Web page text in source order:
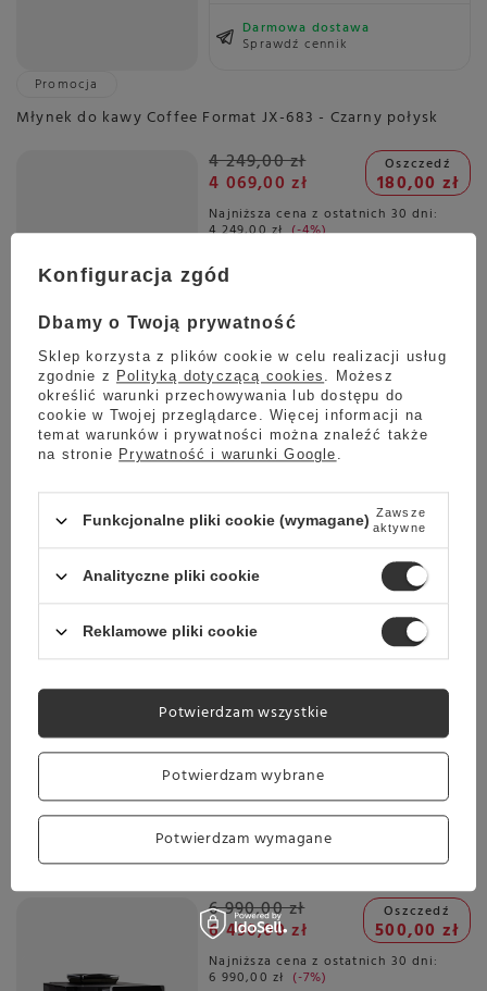
Darmowa dostawa
Sprawdź cennik
Promocja
Młynek do kawy Coffee Format JX-683 - Czarny połysk
4 249,00 zł
4 069,00 zł
Oszczedź
180,00 zł
Najniższa cena z ostatnich 30 dni:
4 249,00 zł -4%
Planowana wysyłka
sklepu, aby oszacować czas
przygotowania tego produktu
do wysyłki.
Darmowa dostawa
Sprawdź cennik
Ekspres do kawy Bartscher KV2 Premium
22 999,00 zł
Planowana wysyłka
Skontaktuj się z obsługą
do wysyłki.
Darmowa dostawa
Sprawdź cennik
Promocja
Ekspres do kawy Dr. Coffee F10 PRO - Czarny + 6kg kawy
6 990,00 zł
6 490,00 zł
Oszczedź
500,00 zł
Najniższa cena z ostatnich 30 dni:
6 990,00 zł -7%
Konfiguracja zgód
Dbamy o Twoją prywatność
Sklep korzysta z plików cookie w celu realizacji usług
zgodnie z Polityką dotyczącą cookies . Możesz
określić warunki przechowywania lub dostępu do
cookie w Twojej przeglądarce. Więcej informacji na
temat warunków i prywatności można znaleźć także
na stronie Prywatność i warunki Google .
Funkcjonalne pliki cookie (wymagane) Zawsze
aktywne
Analityczne pliki cookie
Reklamowe pliki cookie
Potwierdzam wybrane
Potwierdzam wymagane
Potwierdzam wszystkie